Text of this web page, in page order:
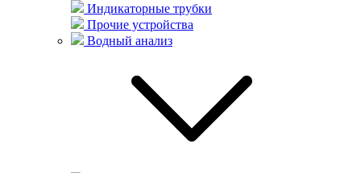
Индикаторные трубки
Прочие устройства
Водный анализ